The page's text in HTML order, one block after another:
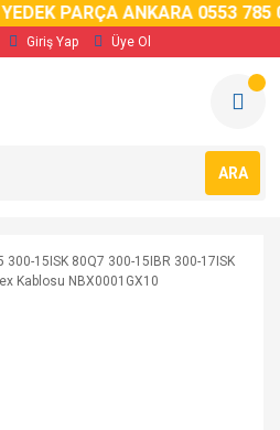
PARÇA ANKARA 0553 785
Giriş Yap Üye Ol
ARA